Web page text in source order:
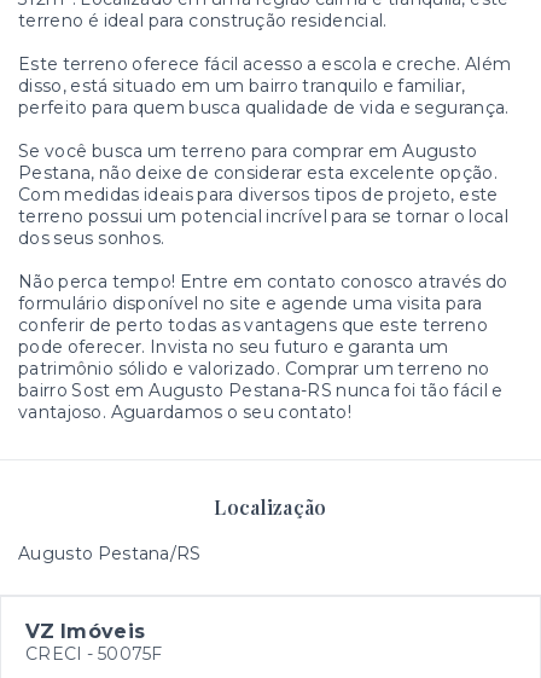
terreno é ideal para construção residencial.
Este terreno oferece fácil acesso a escola e creche. Além
disso, está situado em um bairro tranquilo e familiar,
perfeito para quem busca qualidade de vida e segurança.
Se você busca um terreno para comprar em Augusto
Pestana, não deixe de considerar esta excelente opção.
Com medidas ideais para diversos tipos de projeto, este
terreno possui um potencial incrível para se tornar o local
dos seus sonhos.
Não perca tempo! Entre em contato conosco através do
formulário disponível no site e agende uma visita para
conferir de perto todas as vantagens que este terreno
pode oferecer. Invista no seu futuro e garanta um
patrimônio sólido e valorizado. Comprar um terreno no
bairro Sost em Augusto Pestana-RS nunca foi tão fácil e
vantajoso. Aguardamos o seu contato!
Localização
Augusto Pestana/RS
VZ Imóveis
CRECI - 50075F